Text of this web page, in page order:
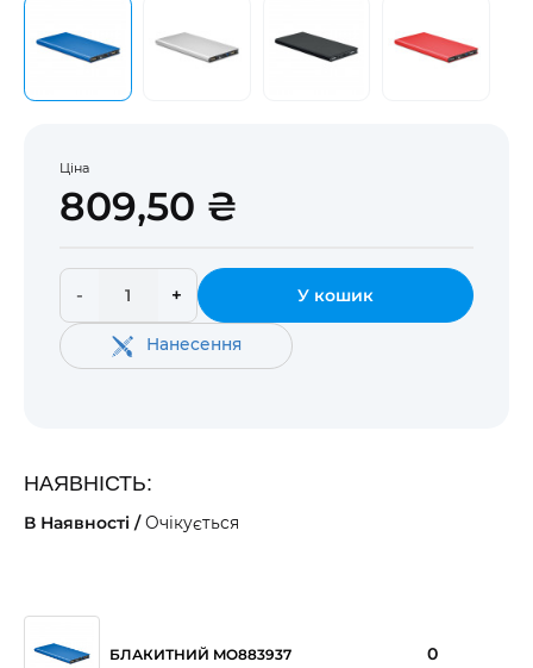
Ціна
809,50 ₴
- + У кошик
Нанесення
НАЯВНІСТЬ:
В Наявності /Очікується
БЛАКИТНИЙ MO883937 0